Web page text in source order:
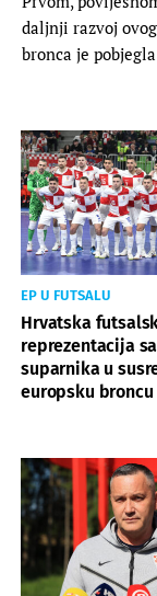
daljnji razvoj
bronca je
EP U FUTSALU
Hrvatska
reprezentacija
suparnika u
europsku broncu